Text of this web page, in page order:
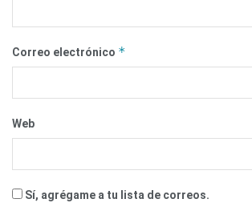
Correo electrónico *
Web
Sí, agrégame a tu lista de correos.